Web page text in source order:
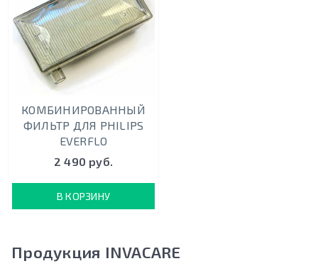
КОМБИНИРОВАННЫЙ
ФИЛЬТР ДЛЯ PHILIPS
EVERFLO
2 490 руб.
В КОРЗИНУ
Продукция INVACARE